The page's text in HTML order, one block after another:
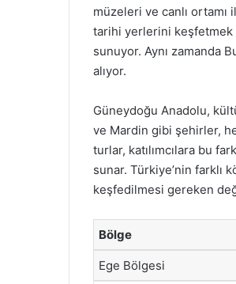
müzeleri ve canlı
tarihi yerlerini
sunuyor. Aynı zamanda
alıyor.
Güneydoğu Anadolu,
ve Mardin gibi şehirler,
turlar, katılımcılara bu
sunar. Türkiye’nin farklı
keşfedilmesi gereken
Bölge
Ege Bölgesi